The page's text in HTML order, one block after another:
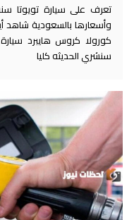
تعرف على سيارة تويوتا
وأسعارها بالسعودية شاهد
كورولا كروس هايبرد
سنشري الحديثه كليا